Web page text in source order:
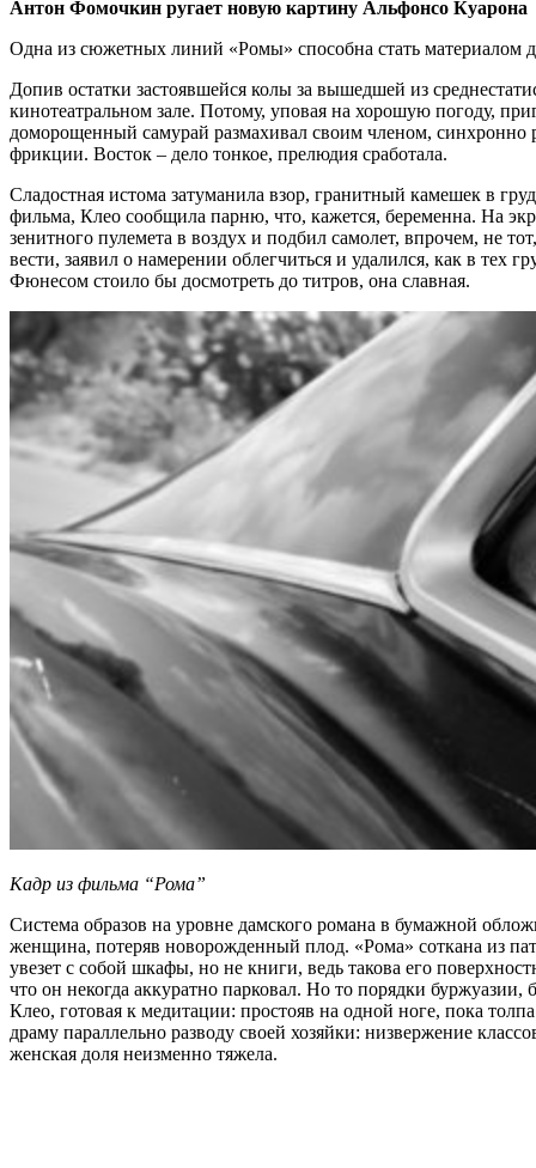
Антон Фомочкин ругает новую картину Альфонсо Куарона
Одна из сюжетных линий «Ромы» способна стать материалом
Допив остатки застоявшейся колы за вышедшей из
кинотеатральном зале. Потому, уповая на хорошую погоду,
доморощенный самурай размахивал своим членом, синхронно
фрикции. Восток – дело тонкое, прелюдия сработала.
Сладостная истома затуманила взор, гранитный камешек в
фильма, Клео сообщила парню, что, кажется, беременна. На
зенитного пулемета в воздух и подбил самолет, впрочем, не
вести, заявил о намерении облегчиться и удалился, как в тех
Фюнесом стоило бы досмотреть до титров, она славная.
Кадр из фильма “Рома”
Система образов на уровне дамского романа в бумажной
женщина, потеряв новорожденный плод. «Рома» соткана из
увезет с собой шкафы, но не книги, ведь такова его
что он некогда аккуратно парковал. Но то порядки
Клео, готовая к медитации: простояв на одной ноге, пока
драму параллельно разводу своей хозяйки: низвержение
женская доля неизменно тяжела.